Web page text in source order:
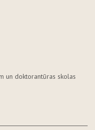
un doktorantūras skolas